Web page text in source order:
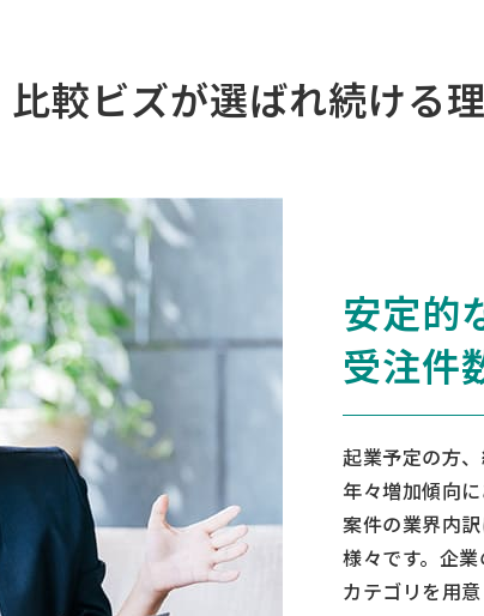
比較ビズが選ばれ続ける
安定的
受注件
起業予定の方
年々増加傾向
案件の業界内
様々です。企
カテゴリを用意